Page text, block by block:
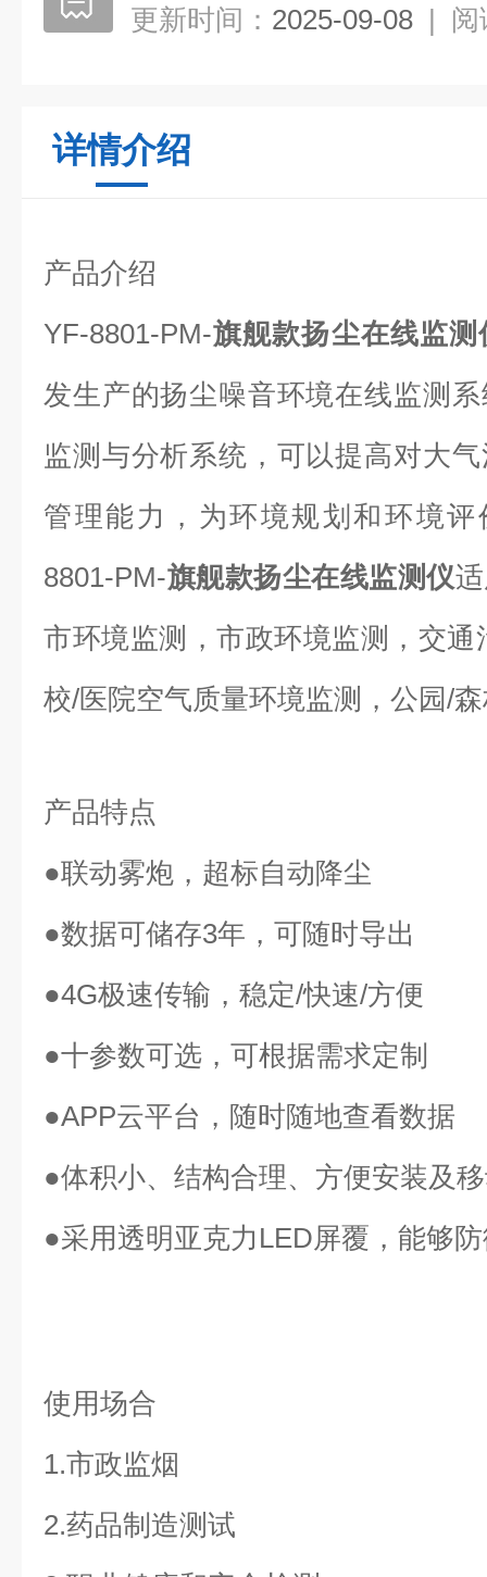
更新时间： 2025-09-08 | 阅
详情介绍
产品介绍
YF-8801-PM-旗舰款扬尘在线监测
发生产的扬尘噪音环境在线监测
监测与分析系统，可以提高对大
管理能力，为环境规划和环境
8801-PM-旗舰款扬尘在线监测仪
市环境监测，市政环境监测，交
校/医院空气质量环境监测，公园/
产品特点
●联动雾炮，超标自动降尘
●数据可储存3年，可随时导出
●4G极速传输，稳定/快速/方便
●十参数可选，可根据需求定制
●APP云平台，随时随地查看数据
●体积小、结构合理、方便安装及
●采用透明亚克力LED屏覆，能够
使用场合
1.市政监烟
2.药品制造测试